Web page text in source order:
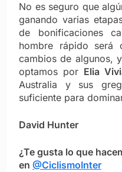
No es seguro que
ganando varias
de bonificaciones
hombre rápido será
cambios de algunos,
optamos por Elia
Australia y sus
suficiente para
David Hunter
¿Te gusta lo que
en @CiclismoInter